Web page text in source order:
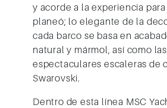
y acorde a la experiencia
planeó; lo elegante de la
cada barco se basa en
natural y mármol, así como las
espectaculares escaleras de
Swarovski.
Dentro de esta línea MSC